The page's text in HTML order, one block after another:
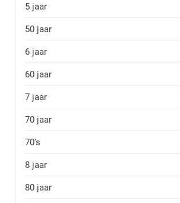
5 jaar
50 jaar
6 jaar
60 jaar
7 jaar
70 jaar
70's
8 jaar
80 jaar